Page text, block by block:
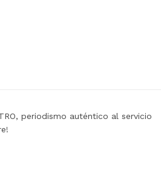
periodismo auténtico al servicio